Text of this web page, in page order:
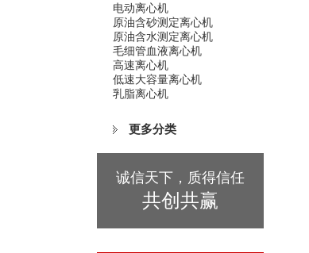
电动离心机
原油含砂测定离心机
原油含水测定离心机
毛细管血液离心机
高速离心机
低速大容量离心机
乳脂离心机
更多分类
诚信天下，质得信任
共创共赢